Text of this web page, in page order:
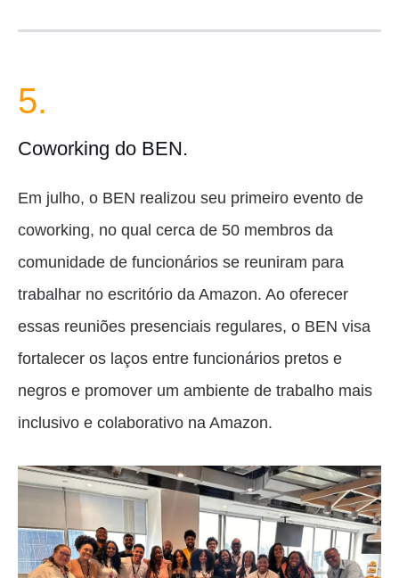
5.
Coworking do BEN.
Em julho, o BEN realizou seu primeiro evento de
coworking, no qual cerca de 50 membros da
comunidade de funcionários se reuniram para
trabalhar no escritório da Amazon. Ao oferecer
essas reuniões presenciais regulares, o BEN visa
fortalecer os laços entre funcionários pretos e
negros e promover um ambiente de trabalho mais
inclusivo e colaborativo na Amazon.